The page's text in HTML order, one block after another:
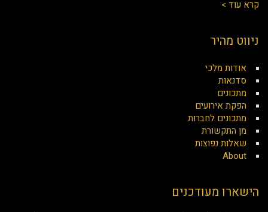
קרא עוד >
ניווט מהיר
אודות מלכי
סדנאות
מתכונים
הפקת אירועים
מתכונים לחברות
מן התקשורת
שאלות נפוצות
About
הישארו מעודכנים